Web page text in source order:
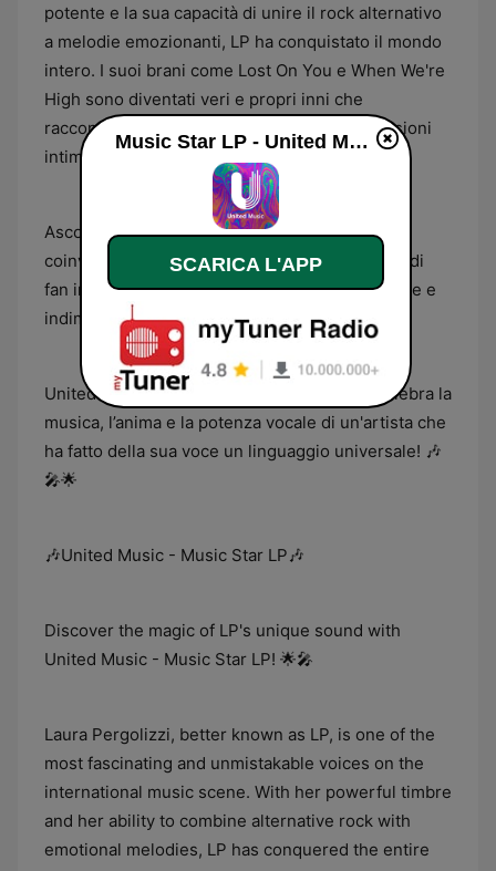
potente e la sua capacità di unire il rock alternativo
a melodie emozionanti, LP ha conquistato il mondo
intero. I suoi brani come Lost On You e When We're
High sono diventati veri e propri inni che
raccontano storie di amore, speranza e riflessioni
intime. 🎶✨
Ascolta la sua voce straordinaria e il suo sound
coinvolgente che ha catturato i cuori di milioni di
fan in tutto il mondo, regalando emozioni uniche e
indimenticabili. 💗🌍
United Music - Music Star LP: la radio che celebra la
musica, l’anima e la potenza vocale di un'artista che
ha fatto della sua voce un linguaggio universale! 🎶
🎤🌟
🎶United Music - Music Star LP🎶
Discover the magic of LP's unique sound with
United Music - Music Star LP! 🌟🎤
Laura Pergolizzi, better known as LP, is one of the
most fascinating and unmistakable voices on the
international music scene. With her powerful timbre
and her ability to combine alternative rock with
emotional melodies, LP has conquered the entire
Music Star LP - United Music diretta
SCARICA L'APP